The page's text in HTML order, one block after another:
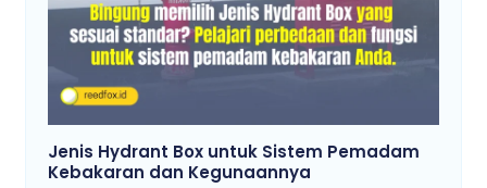
Jenis Hydrant Box untuk Sistem Pemadam
Kebakaran dan Kegunaannya